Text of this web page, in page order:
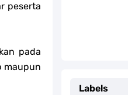
peserta
pada
maupun
Labels